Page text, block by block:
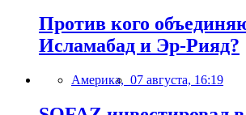
Против кого
Исламабад и Эр-Рияд?
Америка, 07 августа, 16:19